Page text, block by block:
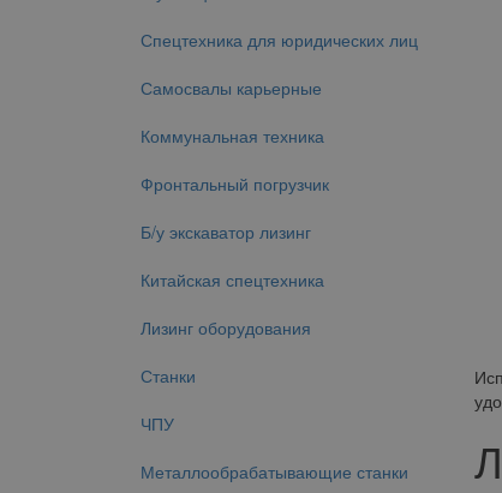
Спецтехника для юридических лиц
Самосвалы карьерные
Коммунальная техника
Фронтальный погрузчик
Б/у экскаватор лизинг
Китайская спецтехника
Лизинг оборудования
Станки
ЧПУ
Металлообрабатывающие станки